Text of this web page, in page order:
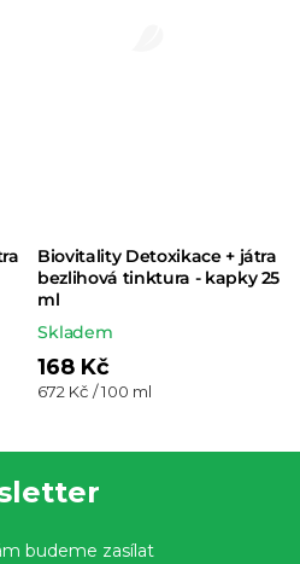
Biovitality Detoxikace + játra
bezlihová tinktura - kapky 25
ml
Skladem
168 Kč
Měrná
672 Kč / 100 ml
budeme zasílat